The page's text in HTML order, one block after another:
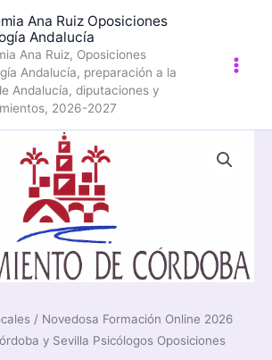
Ana Ruiz Oposiciones
Andalucía
Ana Ruiz, Oposiciones
Andalucía, preparación a la
Andalucía, diputaciones y
2026-2027
/ Novedosa Formación Online 2026
y Sevilla Psicólogos Oposiciones